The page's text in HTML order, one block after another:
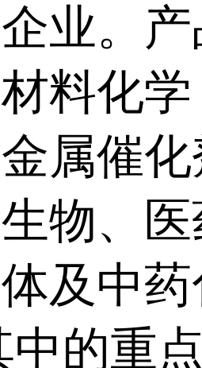
业。产
料化
属催
物、医
及中
的重